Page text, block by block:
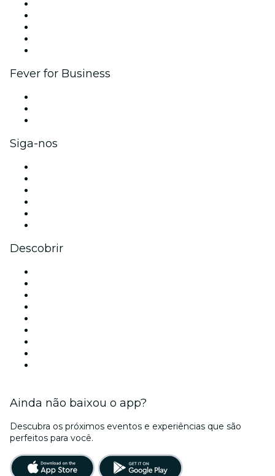
Fever for Business
Siga-nos
Descobrir
Ainda não baixou o app?
Descubra os próximos eventos e experiências que são
perfeitos para você.